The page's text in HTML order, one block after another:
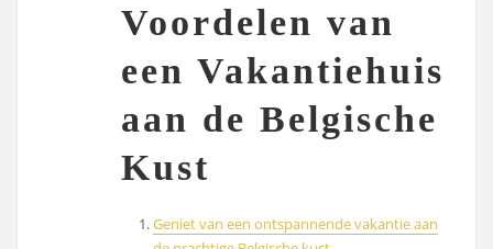
Voordelen van
een Vakantiehuis
aan de Belgische
Kust
Geniet van een ontspannende vakantie aan